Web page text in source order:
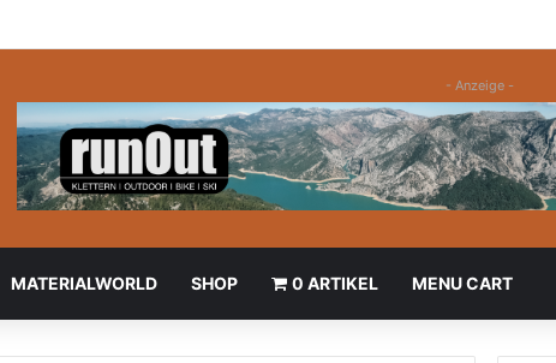
- Anzeige -
MATERIALWORLD SHOP 0 ARTIKEL MENU CART